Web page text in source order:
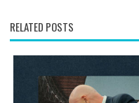
RELATED POSTS